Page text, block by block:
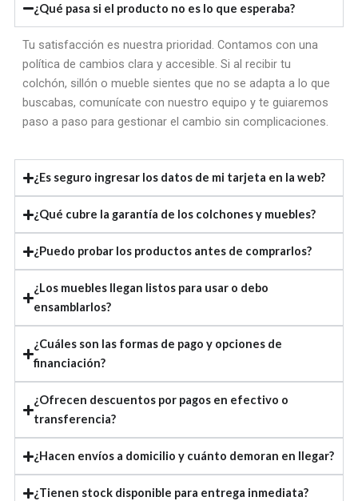
¿Qué pasa si el producto no es lo que esperaba?
Tu satisfacción es nuestra prioridad. Contamos con una
política de cambios clara y accesible. Si al recibir tu
colchón, sillón o mueble sientes que no se adapta a lo que
buscabas, comunícate con nuestro equipo y te guiaremos
paso a paso para gestionar el cambio sin complicaciones.
¿Es seguro ingresar los datos de mi tarjeta en la web?
¿Qué cubre la garantía de los colchones y muebles?
¿Puedo probar los productos antes de comprarlos?
¿Los muebles llegan listos para usar o debo
ensamblarlos?
¿Cuáles son las formas de pago y opciones de
financiación?
¿Ofrecen descuentos por pagos en efectivo o
transferencia?
¿Hacen envíos a domicilio y cuánto demoran en llegar?
¿Tienen stock disponible para entrega inmediata?